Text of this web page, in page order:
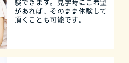
験できます。見学時にご希望
があれば、そのまま体験して
頂くことも可能です。